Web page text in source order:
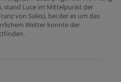
stand Luce im Mittelpunkt der
von Sales), bei der es um das
Wetter konnte der